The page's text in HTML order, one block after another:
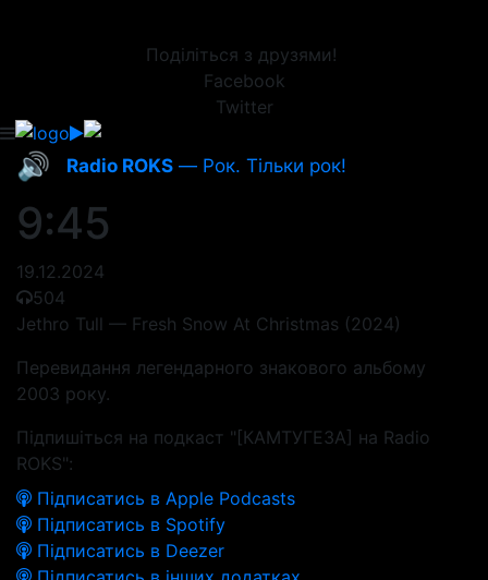
Поділіться з друзями!
Facebook
Twitter
🔊 Radio ROKS — Рок. Тільки рок!
9:45
19.12.2024
504
Jethro Tull — Fresh Snow At Christmas (2024)
Перевидання легендарного знакового альбому
2003 року.
Підпишіться на подкаст "[КАМТУГЕЗА] на Radio
ROKS":
Підписатись в Apple Podcasts
Підписатись в Spotify
Підписатись в Deezer